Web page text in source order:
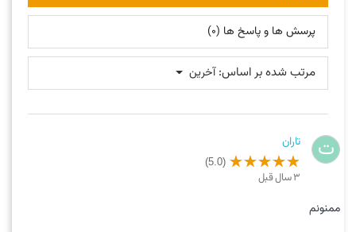
پرسش ها و پاسخ ها (0)
مرتب شده بر اساس: آخرین
ت تاران
(5.0)
3 سال قبل
ممنونم